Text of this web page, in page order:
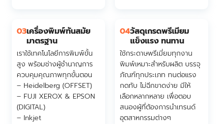
03เครื่องพิมพ์ทันสมัย
มาตรฐาน
เราใช้เทคโนโลยีการพิมพ์ขั้น
สูง พร้อมช่างผู้ชำนาญการ
ควบคุมคุณภาพทุกขั้นตอน
– Heidelberg (OFFSET)
– FUJI XEROX & EPSON
(DIGITAL)
– Inkjet
04วัสดุเกรดพรีเมียม
แข็งแรง ทนทาน
ใช้กระดาษพรีเมี่ยมทุกงาน
พิมพ์เหมาะสำหรับผลิต บรรจุ
ภัณฑ์ทุกประเภท ทนต่อแรง
กดทับ ไม่ฉีกขาดง่าย มีให้
เลือกหลากหลาย เพื่อตอบ
สนองผู้ที่ต้องการนำเทรนด์
อุตสาหกรรมต่างๆ